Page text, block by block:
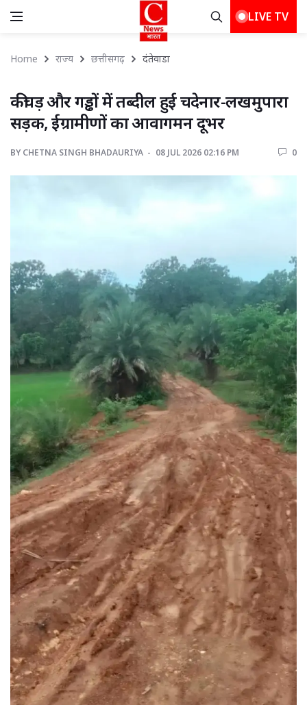
LIVE TV
Home राज्य छत्तीसगढ़ दंतेवाडा
कीचड़ और गड्ढों में तब्दील हुई चदेनार-लखमुपारा
सड़क, ईग्रामीणों का आवागमन दूभर
BY CHETNA SINGH BHADAURIYA 08 JUL 2026 02:16 PM 0